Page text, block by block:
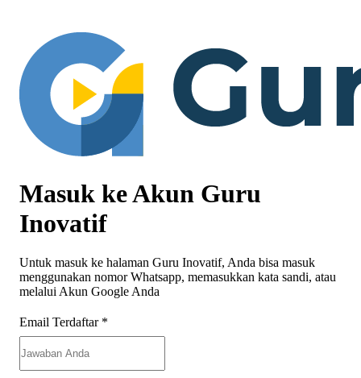
Masuk ke Akun Guru
Inovatif
Untuk masuk ke halaman Guru Inovatif, Anda bisa masuk
menggunakan nomor Whatsapp, memasukkan kata sandi, atau
melalui Akun Google Anda
Email Terdaftar *